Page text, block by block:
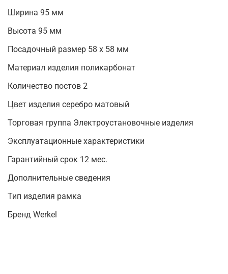
Ширина 95 мм
Высота 95 мм
Посадочный размер 58 х 58 мм
Материал изделия поликарбонат
Количество постов 2
Цвет изделия серебро матовый
Торговая группа Электроустановочные изделия
Эксплуатационные характеристики
Гарантийный срок 12 мес.
Дополнительные сведения
Тип изделия рамка
Бренд Werkel